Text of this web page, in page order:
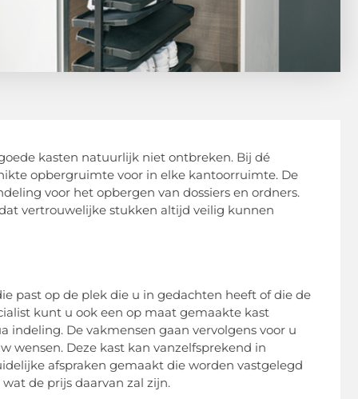
kasten natuurlijk niet ontbreken. Bij dé
opbergruimte voor in elke kantoorruimte. De
voor het opbergen van dossiers en ordners.
vertrouwelijke stukken altijd veilig kunnen
past op de plek die u in gedachten heeft of die de
kunt u ook een op maat gemaakte kast
indeling. De vakmensen gaan vervolgens voor u
wensen. Deze kast kan vanzelfsprekend in
afspraken gemaakt die worden vastgelegd
de prijs daarvan zal zijn.